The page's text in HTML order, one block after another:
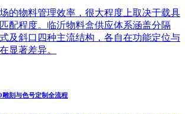
的物料管理效率，很大程度上取决于载具
配程度。临沂物料盒供应体系涵盖分隔
及斜口四种主流结构，各自在功能定位与
显著差异。
刻与色号定制全流程